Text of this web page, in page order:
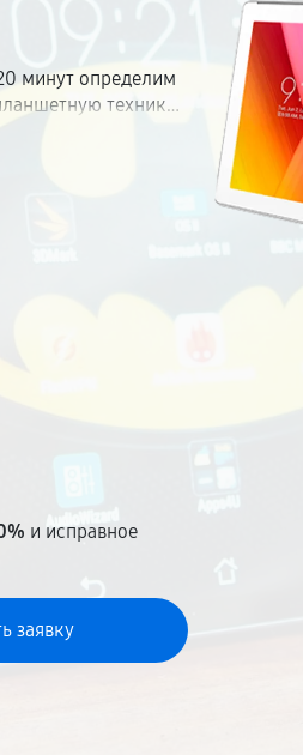
минут определим
технику
и исправное